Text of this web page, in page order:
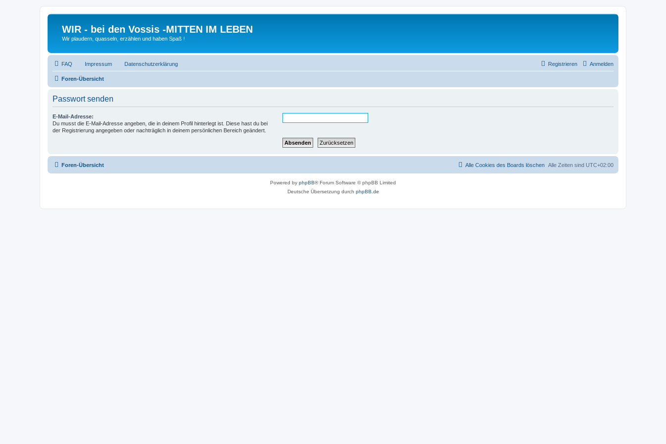
WIR - bei den Vossis -MITTEN IM LEBEN
Wir plaudern, quasseln, erzählen und haben Spaß !
FAQ Impressum Datenschutzerklärung Anmelden
Registrieren
Foren-Übersicht
Passwort senden
E-Mail-Adresse:
Du musst die E-Mail-Adresse angeben, die in deinem Profil hinterlegt ist. Diese hast du bei
der Registrierung angegeben oder nachträglich in deinem persönlichen Bereich geändert.
Foren-Übersicht Alle Zeiten sind UTC+02:00
Alle Cookies des Boards löschen
Powered by phpBB® Forum Software © phpBB Limited
Deutsche Übersetzung durch phpBB.de